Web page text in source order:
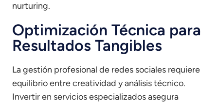
nurturing.
Optimización Técnica para
Resultados Tangibles
La gestión profesional de redes sociales requiere
equilibrio entre creatividad y análisis técnico.
Invertir en servicios especializados asegura